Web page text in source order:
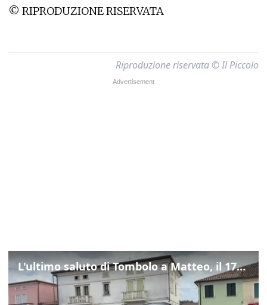
© RIPRODUZIONE RISERVATA
Riproduzione riservata © Il Piccolo
L'ultimo saluto di Tombolo a Matteo, il 17enne morto di tumore. Il video